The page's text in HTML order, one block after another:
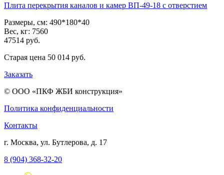
Плита перекрытия каналов и камер ВП-49-18 с отверстием
Размеры, см: 490*180*40
Вес, кг: 7560
47514 pуб.
Старая цена 50 014 pуб.
Заказать
© ООО «ПКФ ЖБИ конструкция»
Политика конфиденциальности
Контакты
г. Москва, ул. Бутлерова, д. 17
8 (904) 368-32-20